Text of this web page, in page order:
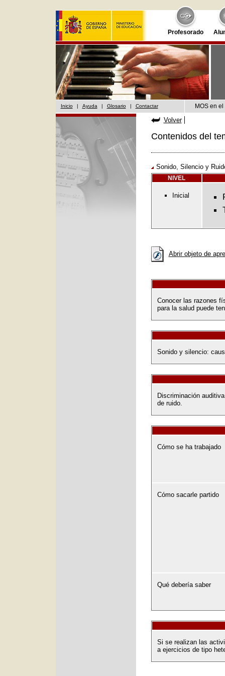
Profesorado
Inicio | Ayuda | Glosario | Contactar MOS en
Volver
Contenidos del
Sonido, Silencio y
NIVEL
Inicial
Abrir objeto de
Conocer las razones
para la salud puede
Sonido y silencio:
Discriminación
de ruido.
Cómo se ha trabajado
Cómo sacarle partido
Qué debería saber
Si se realizan las
a ejercicios de tipo